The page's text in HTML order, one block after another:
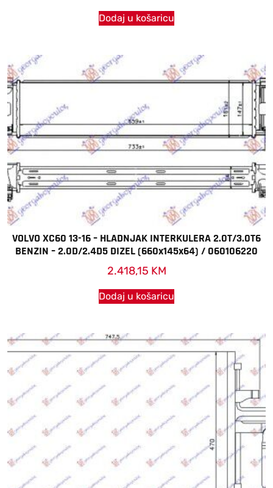
Dodaj u košaricu
VOLVO XC60 13-16 – HLADNJAK INTERKULERA 2.0T/3.0T6
BENZIN – 2.0D/2.4D5 DIZEL (660x145x64) / 060106220
2.418,15 KM
Dodaj u košaricu